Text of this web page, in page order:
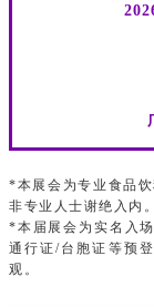
*本展会为专业食品
非专业人士谢绝入内。
*本届展会为实名入
通行证/台胞证等预
观。